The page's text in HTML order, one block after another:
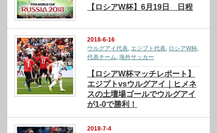
【ロシアW杯】6月19日 日程
2018-6-16
ウルグアイ代表, エジプト代表, ロシアW杯,
代表チーム,海外サッカー
【ロシアW杯マッチレポート】
エジプトvsウルグアイ｜ヒメネ
スの土壇場ゴールでウルグアイ
が1-0で勝利！
2018-7-4